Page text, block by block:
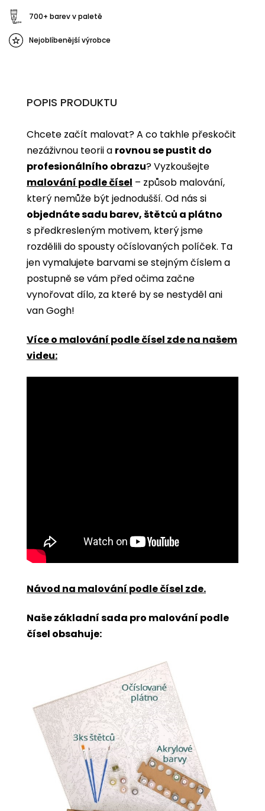
700+ barev v paletě
Nejoblíbenější výrobce
POPIS PRODUKTU
Chcete začít malovat? A co takhle přeskočit
nezáživnou teorii a rovnou se pustit do
profesionálního obrazu? Vyzkoušejte
malování podle čísel ­­– způsob malování,
který nemůže být jednodušší. Od nás si
objednáte sadu barev, štětců a plátno
s předkresleným motivem, který jsme
rozdělili do spousty očíslovaných políček. Ta
jen vymalujete barvami se stejným číslem a
postupně se vám před očima začne
vynořovat dílo, za které by se nestyděl ani
van Gogh!
Více o malování podle čísel zde na našem
videu:
Návod na malování podle čísel zde.
Naše základní sada pro malování podle
čísel obsahuje: